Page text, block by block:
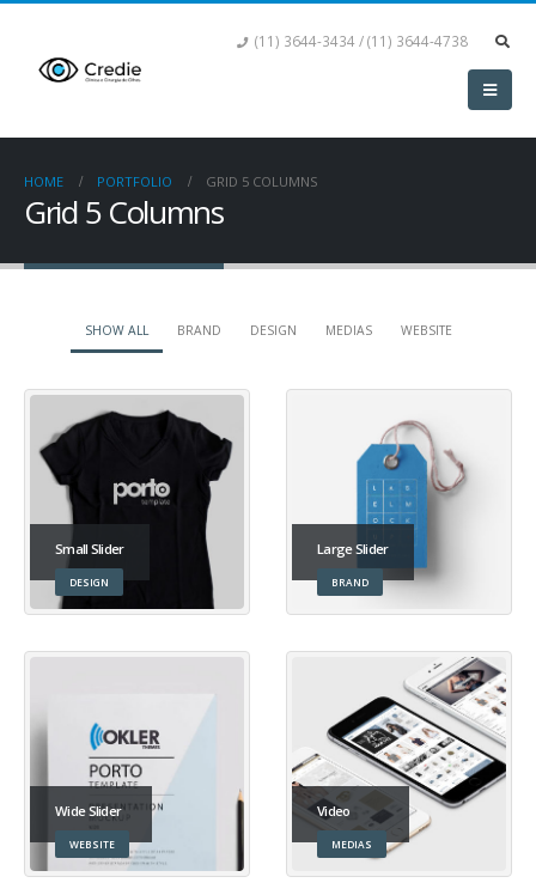
(11) 3644-3434 / (11) 3644-4738
HOME PORTFOLIO GRID 5 COLUMNS
Grid 5 Columns
SHOW ALL BRAND DESIGN MEDIAS WEBSITE
Small Slider
DESIGN
Large Slider
BRAND
Wide Slider
WEBSITE
Video
MEDIAS